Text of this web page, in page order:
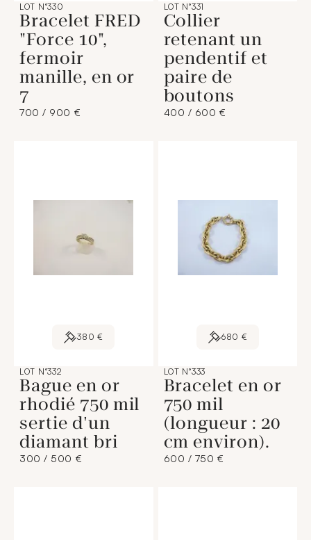
LOT N°330
Bracelet FRED
"Force 10",
fermoir
manille, en or
7
700 / 900 €
LOT N°331
Collier
retenant un
pendentif et
paire de
boutons
400 / 600 €
380 €
LOT N°332
Bague en or
rhodié 750 mil
sertie d'un
diamant bri
300 / 500 €
680 €
LOT N°333
Bracelet en or
750 mil
(longueur : 20
cm environ).
600 / 750 €